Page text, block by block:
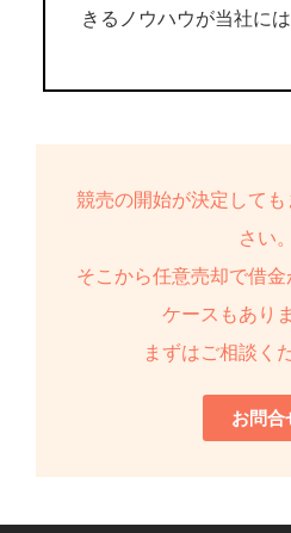
きるノウハウが当社には
競売の開始が決定して
さい。
そこから任意売却で借
ケースもあり
まずはご相談く
お問合